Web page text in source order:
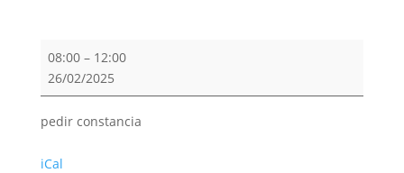
cpc-
etp
08:00 – 12:00
26/02/2025
pedir constancia
iCal